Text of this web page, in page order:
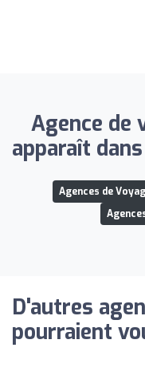
Agence de
apparaît
Agences de
D'autres
pourraient